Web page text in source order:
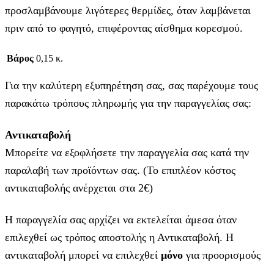
προσλαμβάνουμε λιγότερες θερμίδες, όταν λαμβάνεται
πριν από το φαγητό, επιφέροντας αίσθημα κορεσμού.
Βάρος 0,15 κ.
Για την καλύτερη εξυπηρέτηση σας, σας παρέχουμε τους
παρακάτω τρόπους πληρωμής για την παραγγελίας σας:
Αντικαταβολή
Μπορείτε να εξοφλήσετε την παραγγελία σας κατά την
παραλαβή των προϊόντων σας. (Το επιπλέον κόστος
αντικαταβολής ανέρχεται στα 2€)
Η παραγγελία σας αρχίζει να εκτελείται άμεσα όταν
επιλεχθεί ως τρόπος αποστολής η Αντικαταβολή. Η
αντικαταβολή μπορεί να επιλεχθεί μόνο για προορισμούς